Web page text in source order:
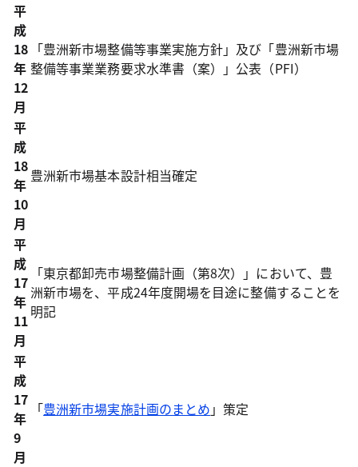
平
成
18
年
12
月
「豊洲新市場整備等事業実施方針」及び「豊洲新市場
整備等事業業務要求水準書（案）」公表（PFI）
平
成
18
年
10
月
豊洲新市場基本設計相当確定
平
成
17
年
11
月
「東京都卸売市場整備計画（第8次）」において、豊
洲新市場を、平成24年度開場を目途に整備することを
明記
平
成
17
年
9
月
「豊洲新市場実施計画のまとめ 」策定